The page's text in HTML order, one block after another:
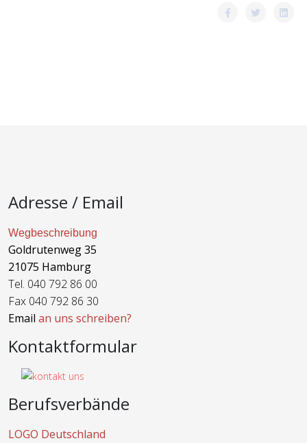
Adresse / Email
Wegbeschreibung
Goldrutenweg 35
21075 Hamburg
Tel. 040 792 86 00
Fax 040 792 86 30
Email an uns schreiben?
Kontaktformular
Berufsverbände
LOGO Deutschland